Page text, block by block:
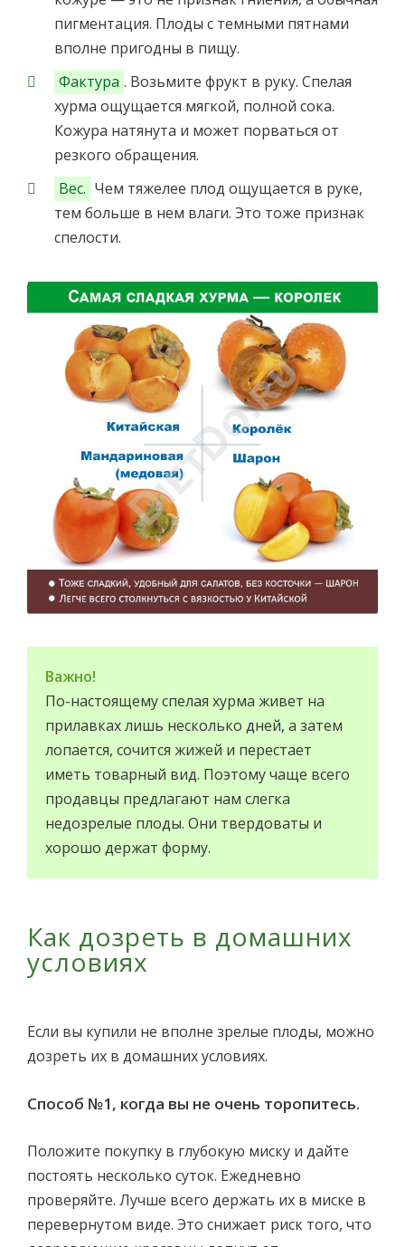
пигментация. Плоды с темными пятнами
вполне пригодны в пищу.
Фактура . Возьмите фрукт в руку. Спелая
хурма ощущается мягкой, полной сока.
Кожура натянута и может порваться от
резкого обращения.
Вес. Чем тяжелее плод ощущается в руке,
тем больше в нем влаги. Это тоже признак
спелости.
Важно!
По-настоящему спелая хурма живет на
прилавках лишь несколько дней, а затем
лопается, сочится жижей и перестает
иметь товарный вид. Поэтому чаще всего
продавцы предлагают нам слегка
недозрелые плоды. Они твердоваты и
хорошо держат форму.
Как дозреть в домашних
условиях
Если вы купили не вполне зрелые плоды, можно
дозреть их в домашних условиях.
Способ №1, когда вы не очень торопитесь.
Положите покупку в глубокую миску и дайте
постоять несколько суток. Ежедневно
проверяйте. Лучше всего держать их в миске в
перевернутом виде. Это снижает риск того, что